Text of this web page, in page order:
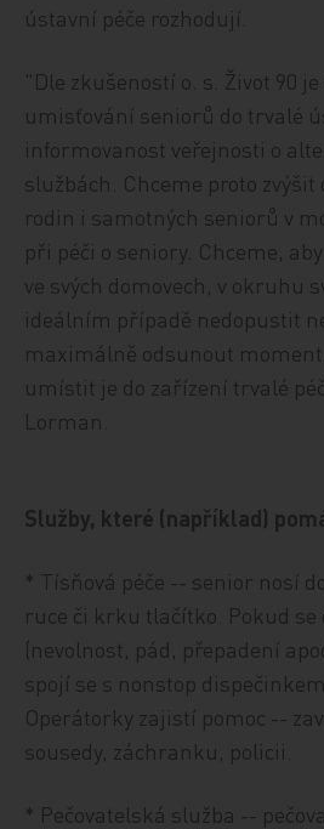
ústavní péče rozhodují.
"Dle zkušeností o. s. Život 90
umisťování seniorů do trvalé
informovanost veřejnosti o
službách. Chceme proto
rodin i samotných seniorů v
při péči o seniory. Chceme,
ve svých domovech, v okruhu
ideálním případě nedopustit
maximálně odsunout
umístit je do zařízení trvalé
Lorman.
Služby, které (například)
* Tísňová péče -- senior nosí
ruce či krku tlačítko. Pokud se
(nevolnost, pád, přepadení
spojí se s nonstop
Operátorky zajistí pomoc --
sousedy, záchranku, policii.
* Pečovatelská služba --